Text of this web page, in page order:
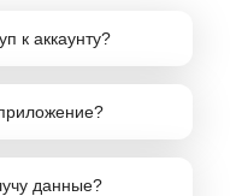
к аккаунту?
данные?